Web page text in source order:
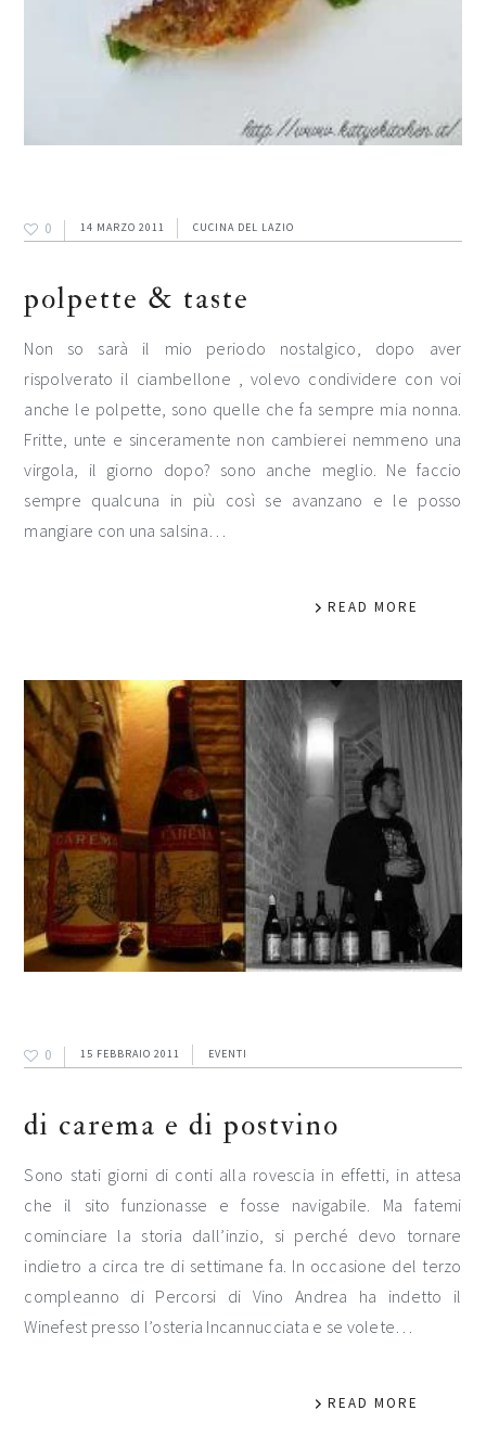
0 14 MARZO 2011 CUCINA DEL LAZIO
polpette & taste
Non so sarà il mio periodo nostalgico, dopo aver
rispolverato il ciambellone , volevo condividere con voi
anche le polpette, sono quelle che fa sempre mia nonna.
Fritte, unte e sinceramente non cambierei nemmeno una
virgola, il giorno dopo? sono anche meglio. Ne faccio
sempre qualcuna in più così se avanzano e le posso
mangiare con una salsina…
READ MORE
0 15 FEBBRAIO 2011 EVENTI
di carema e di postvino
Sono stati giorni di conti alla rovescia in effetti, in attesa
che il sito funzionasse e fosse navigabile. Ma fatemi
cominciare la storia dall’inzio, si perché devo tornare
indietro a circa tre di settimane fa. In occasione del terzo
compleanno di Percorsi di Vino Andrea ha indetto il
Winefest presso l’osteria Incannucciata e se volete…
READ MORE